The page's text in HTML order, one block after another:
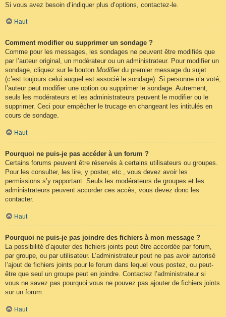
Si vous avez besoin d’indiquer plus d’options, contactez-le.
Haut
Comment modifier ou supprimer un sondage ?
Comme pour les messages, les sondages ne peuvent être modifiés que
par l’auteur original, un modérateur ou un administrateur. Pour modifier un
sondage, cliquez sur le bouton Modifierdu premier message du sujet
(c’est toujours celui auquel est associé le sondage). Si personne n’a voté,
l’auteur peut modifier une option ou supprimer le sondage. Autrement,
seuls les modérateurs et les administrateurs peuvent le modifier ou le
supprimer. Ceci pour empêcher le trucage en changeant les intitulés en
cours de sondage.
Haut
Pourquoi ne puis-je pas accéder à un forum ?
Certains forums peuvent être réservés à certains utilisateurs ou groupes.
Pour les consulter, les lire, y poster, etc., vous devez avoir les
permissions s’y rapportant. Seuls les modérateurs de groupes et les
administrateurs peuvent accorder ces accès, vous devez donc les
contacter.
Haut
Pourquoi ne puis-je pas joindre des fichiers à mon message ?
La possibilité d’ajouter des fichiers joints peut être accordée par forum,
par groupe, ou par utilisateur. L’administrateur peut ne pas avoir autorisé
l’ajout de fichiers joints pour le forum dans lequel vous postez, ou peut-
être que seul un groupe peut en joindre. Contactez l’administrateur si
vous ne savez pas pourquoi vous ne pouvez pas ajouter de fichiers joints
sur un forum.
Haut